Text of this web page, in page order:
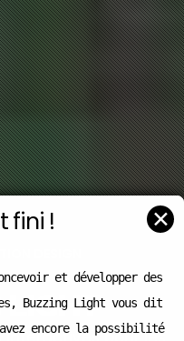
fini ! ✕
et développer des
Buzzing Light vous dit
encore la possibilité